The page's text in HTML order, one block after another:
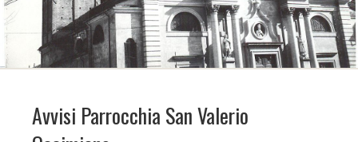
Avvisi Parrocchia San Valerio